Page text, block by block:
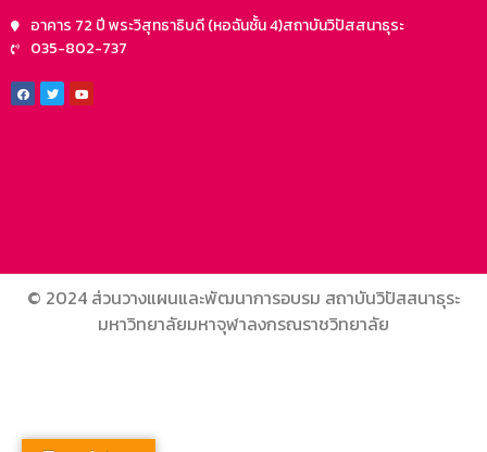
อาคาร 72 ปี พระวิสุทธาธิบดี (หอฉันชั้น 4)สถาบันวิปัสสนาธุระ
035-802-737
© 2024 ส่วนวางแผนและพัฒนาการอบรม สถาบันวิปัสสนาธุระ
มหาวิทยาลัยมหาจุฬาลงกรณราชวิทยาลัย